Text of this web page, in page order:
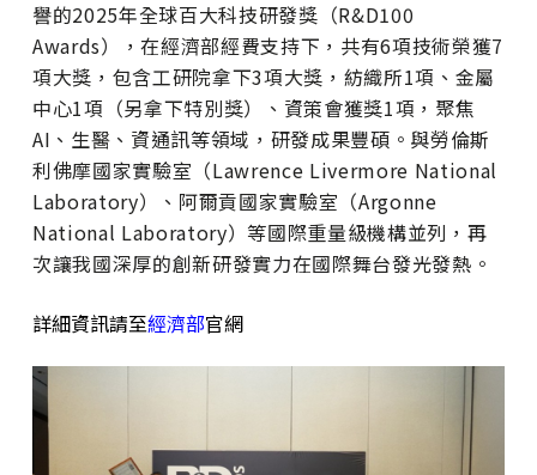
譽的2025年全球百大科技研發獎（R&D100
Awards），在經濟部經費支持下，共有6項技術榮獲7
項大獎，包含工研院拿下3項大獎，紡織所1項、金屬
中心1項（另拿下特別獎）、資策會獲獎1項，聚焦
AI、生醫、資通訊等領域，研發成果豐碩。與勞倫斯
利佛摩國家實驗室（Lawrence Livermore National
Laboratory）、阿爾貢國家實驗室（Argonne
National Laboratory）等國際重量級機構並列，再
次讓我國深厚的創新研發實力在國際舞台發光發熱。
詳細資訊請至經濟部官網